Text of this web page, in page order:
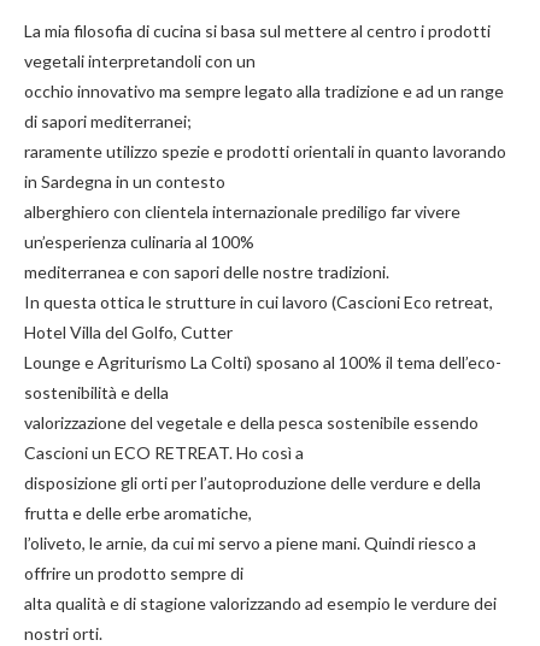
La mia filosofia di cucina si basa sul mettere al centro i prodotti
vegetali interpretandoli con un
occhio innovativo ma sempre legato alla tradizione e ad un range
di sapori mediterranei;
raramente utilizzo spezie e prodotti orientali in quanto lavorando
in Sardegna in un contesto
alberghiero con clientela internazionale prediligo far vivere
un’esperienza culinaria al 100%
mediterranea e con sapori delle nostre tradizioni.
In questa ottica le strutture in cui lavoro (Cascioni Eco retreat,
Hotel Villa del Golfo, Cutter
Lounge e Agriturismo La Colti) sposano al 100% il tema dell’eco-
sostenibilità e della
valorizzazione del vegetale e della pesca sostenibile essendo
Cascioni un ECO RETREAT. Ho così a
disposizione gli orti per l’autoproduzione delle verdure e della
frutta e delle erbe aromatiche,
l’oliveto, le arnie, da cui mi servo a piene mani. Quindi riesco a
offrire un prodotto sempre di
alta qualità e di stagione valorizzando ad esempio le verdure dei
nostri orti.